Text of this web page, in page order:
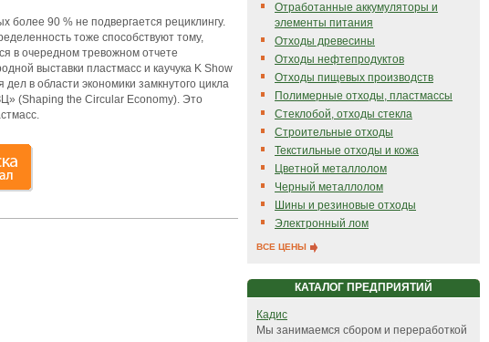
более 90 % не подвергается рециклингу.
тоже способствуют тому,
в очередном тревожном отчете
выставки пластмасс и каучука K Show
в области экономики замкнутого цикла
(Shaping the Circular Economy). Это
Отработанные аккумуляторы и
элементы питания
Отходы древесины
Отходы нефтепродуктов
Отходы пищевых производств
Полимерные отходы, пластмассы
Стеклобой, отходы стекла
Строительные отходы
Текстильные отходы и кожа
Цветной металлолом
Черный металлолом
Шины и резиновые отходы
Электронный лом
ВСЕ ЦЕНЫ
КАТАЛОГ ПРЕДПРИЯТИЙ
Кадис
Мы занимаемся сбором и переработкой